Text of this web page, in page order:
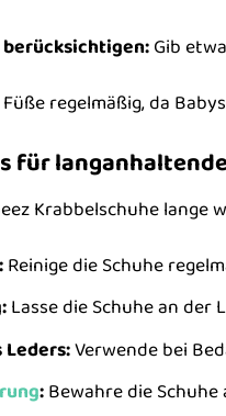
Gib
regelmäßig, da
für langanhaltende
Krabbelschuhe
Reinige die Schuhe
Lasse die Schuhe an
Leders:Verwende bei
:Bewahre die